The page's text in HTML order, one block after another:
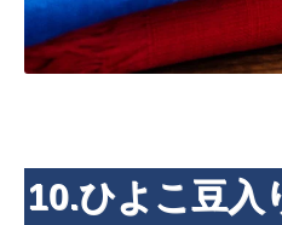
10.ひよこ豆入